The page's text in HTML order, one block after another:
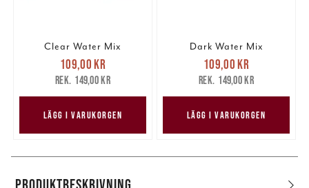
Clear Water Mix
Nuvarande pris
109,00 krTidigare pris
149,00 kr
109,00 kr
149,00 kr
LÄGG I VARUKORGEN
Dark Water Mix
Nuvarande pris
109,00 krTidigare pris
149,00 kr
109,00 kr
149,00 kr
LÄGG I VARUKORGEN